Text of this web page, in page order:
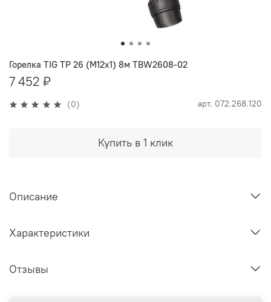
(0) арт. 072.268.120
Горелка TIG TP 26 (М12х1) 8м TBW2608-02
7 452 ₽
Купить в 1 клик
Описание
Характеристики
Отзывы